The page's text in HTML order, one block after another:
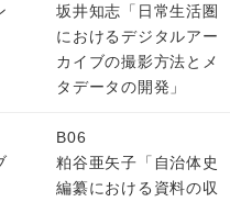
坂井知志「日常生活圏
におけるデジタルアー
カイブの撮影方法とメ
タデータの開発」
B06
粕谷亜矢子「自治体史
編纂における資料の収